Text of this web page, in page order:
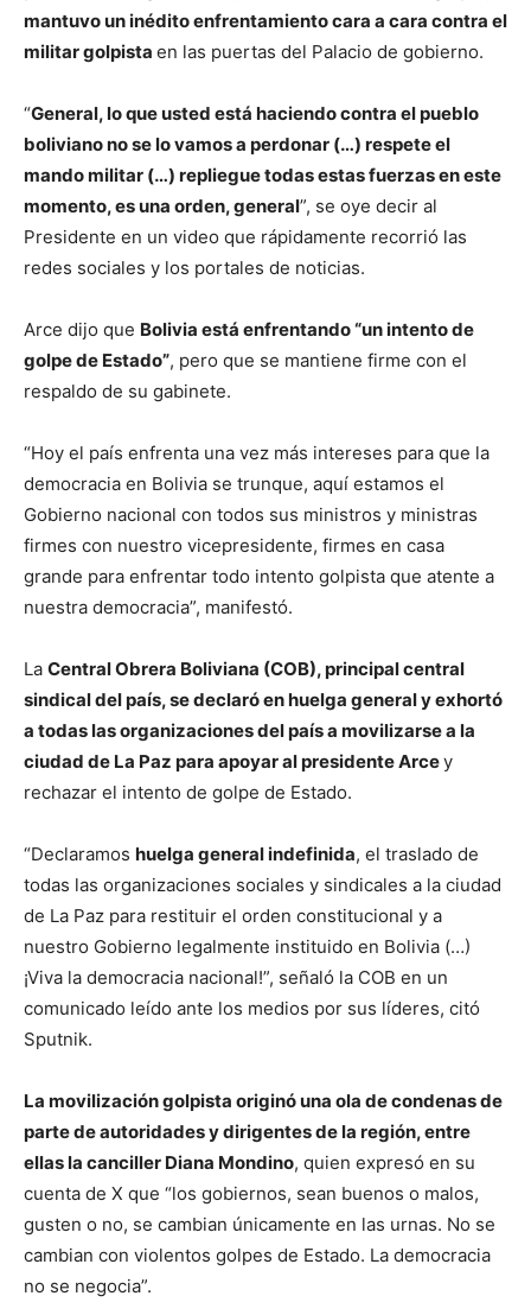
mantuvo un inédito enfrentamiento cara a cara contra el
militar golpista en las puertas del Palacio de gobierno.
“General, lo que usted está haciendo contra el pueblo
boliviano no se lo vamos a perdonar (…) respete el
mando militar (…) repliegue todas estas fuerzas en este
momento, es una orden, general”, se oye decir al
Presidente en un video que rápidamente recorrió las
redes sociales y los portales de noticias.
Arce dijo que Bolivia está enfrentando “un intento de
golpe de Estado”, pero que se mantiene firme con el
respaldo de su gabinete.
“Hoy el país enfrenta una vez más intereses para que la
democracia en Bolivia se trunque, aquí estamos el
Gobierno nacional con todos sus ministros y ministras
firmes con nuestro vicepresidente, firmes en casa
grande para enfrentar todo intento golpista que atente a
nuestra democracia”, manifestó.
La Central Obrera Boliviana (COB), principal central
sindical del país, se declaró en huelga general y exhortó
a todas las organizaciones del país a movilizarse a la
ciudad de La Paz para apoyar al presidente Arcey
rechazar el intento de golpe de Estado.
“Declaramos huelga general indefinida, el traslado de
todas las organizaciones sociales y sindicales a la ciudad
de La Paz para restituir el orden constitucional y a
nuestro Gobierno legalmente instituido en Bolivia (…)
¡Viva la democracia nacional!”, señaló la COB en un
comunicado leído ante los medios por sus líderes, citó
Sputnik.
La movilización golpista originó una ola de condenas de
parte de autoridades y dirigentes de la región, entre
ellas la canciller Diana Mondino, quien expresó en su
cuenta de X que “los gobiernos, sean buenos o malos,
gusten o no, se cambian únicamente en las urnas. No se
cambian con violentos golpes de Estado. La democracia
no se negocia”.